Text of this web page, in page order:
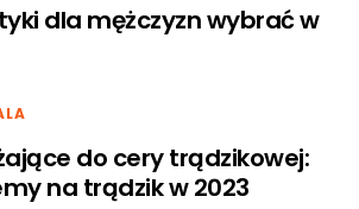
dla mężczyzn wybrać w
do cery trądzikowej:
na trądzik w 2023